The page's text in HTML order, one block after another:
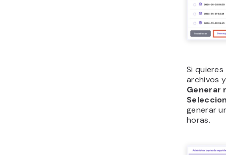
Si
archivos
Generar
generar
horas.